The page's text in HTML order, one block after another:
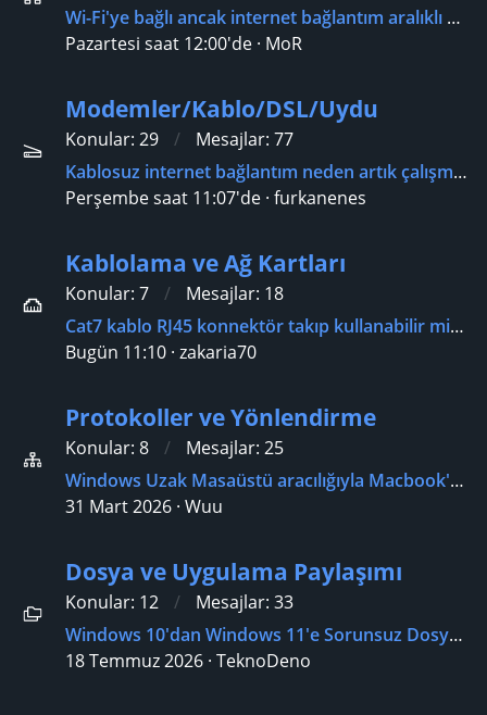
Wi-Fi'ye bağlı ancak internet bağlantım aralıklı olarak kesiliyor?
Pazartesi saat 12:00'de MoR
Modemler/Kablo/DSL/Uydu
Konular 29 Mesajlar 77
Kablosuz internet bağlantım neden artık çalışmıyor?
Perşembe saat 11:07'de furkanenes
Kablolama ve Ağ Kartları
Konular 7 Mesajlar 18
Cat7 kablo RJ45 konnektör takıp kullanabilir miyim?
Bugün 11:10 zakaria70
Protokoller ve Yönlendirme
Konular 8 Mesajlar 25
Windows Uzak Masaüstü aracılığıyla Macbook'umdan PC'me erişme?
31 Mart 2026 Wuu
Dosya ve Uygulama Paylaşımı
Konular 12 Mesajlar 33
Windows 10'dan Windows 11'e Sorunsuz Dosya Paylaşımı?
18 Temmuz 2026 TeknoDeno